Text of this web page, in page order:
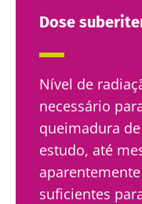
Dose
Nível de
necessário
queimadura
estudo, até
suficientes
se manter
sobre a